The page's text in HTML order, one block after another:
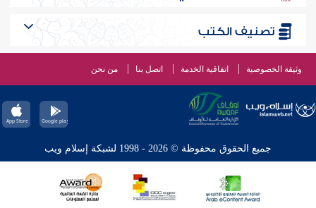
تصنيف الكتب
وثيقة الخصوصية اتفاقية الخدمة اتصل بنا من نحن
جميع الحقوق محفوظة © 2026 - 1998 لشبكة إسلام ويب